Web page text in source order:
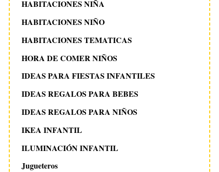
HABITACIONES NIÑA
HABITACIONES NIÑO
HABITACIONES TEMATICAS
HORA DE COMER NIÑOS
IDEAS PARA FIESTAS INFANTILES
IDEAS REGALOS PARA BEBES
IDEAS REGALOS PARA NIÑOS
IKEA INFANTIL
ILUMINACIÓN INFANTIL
Jugueteros